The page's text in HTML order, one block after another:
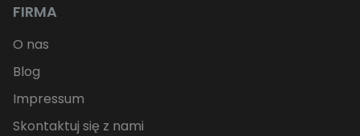
FIRMA
O nas
Blog
Impressum
Skontaktuj się z nami